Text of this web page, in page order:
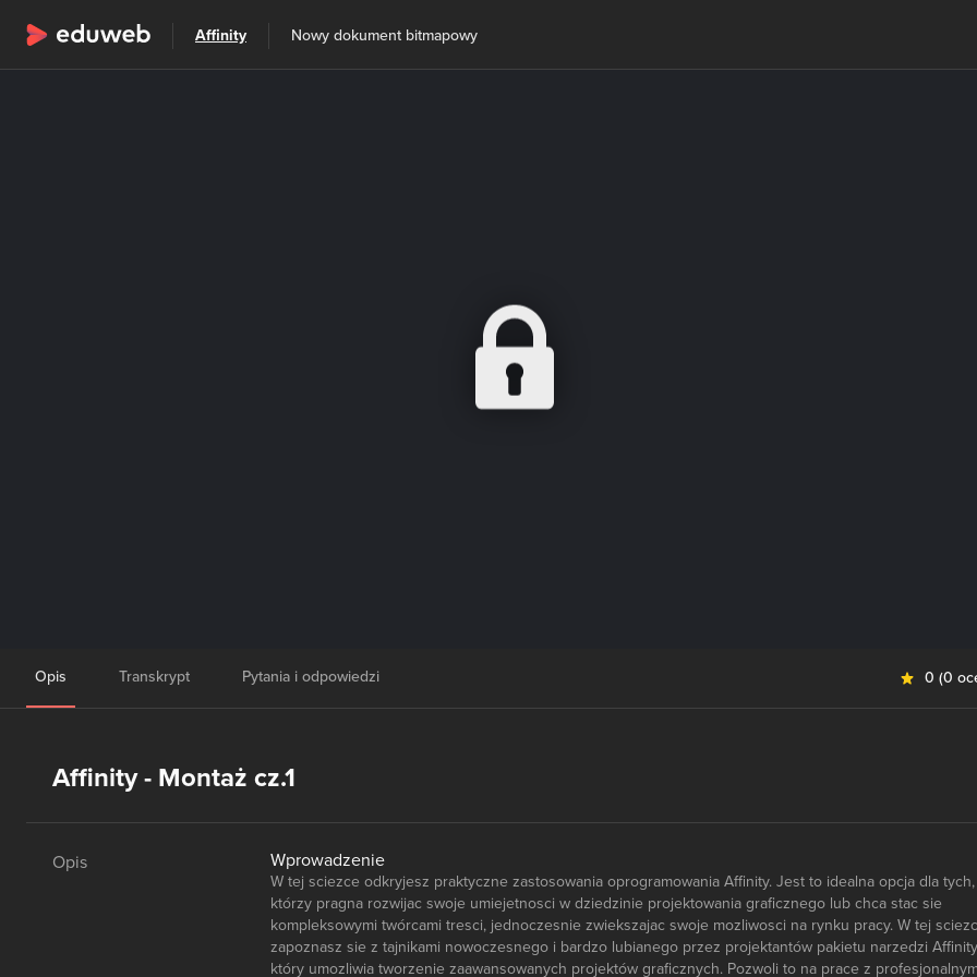
Wszystkie kategorie Szkolenia
Affinity Nowy dokument bitmapowy
Opis Transkrypt Pytania i odpowiedzi 0 (0
Affinity - Montaż cz.1
Opis Wprowadzenie
W tej sciezce odkryjesz praktyczne zastosowania oprogramowania Affinity. Jest to idealna opcja dla tych,
którzy pragna rozwijac swoje umiejetnosci w dziedzinie projektowania graficznego lub chca stac sie
kompleksowymi twórcami tresci, jednoczesnie zwiekszajac swoje mozliwosci na rynku pracy. W tej
zapoznasz sie z tajnikami nowoczesnego i bardzo lubianego przez projektantów pakietu narzedzi
który umozliwia tworzenie zaawansowanych projektów graficznych. Pozwoli to na prace z